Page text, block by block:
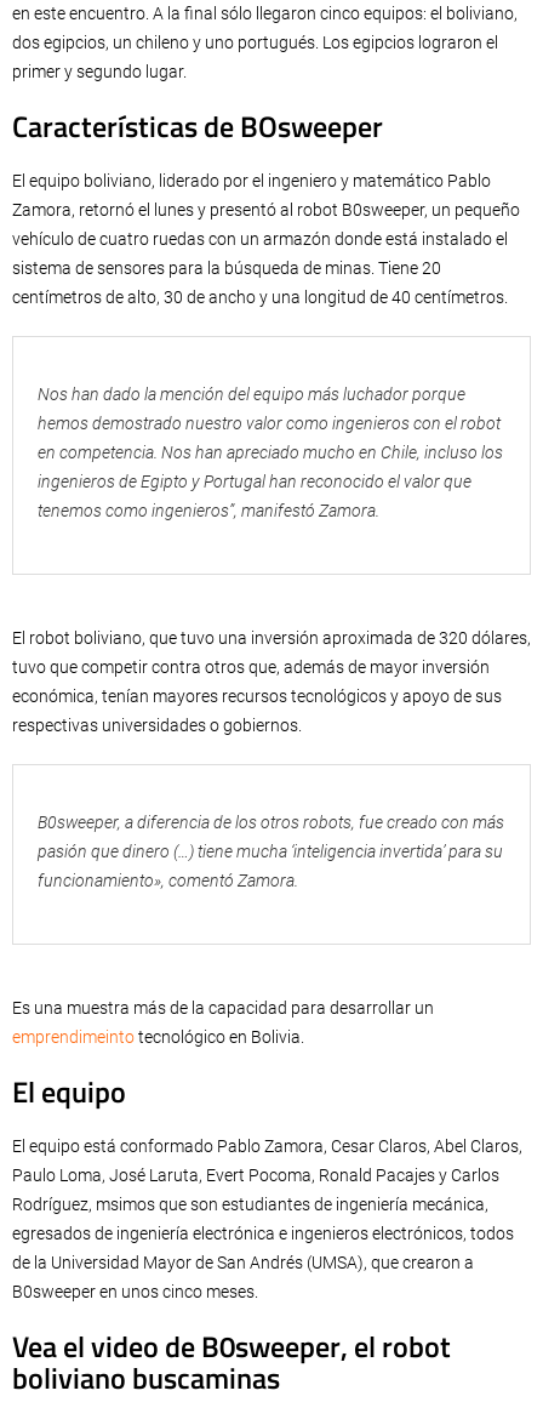
en este encuentro. A la final sólo llegaron cinco equipos: el boliviano,
dos egipcios, un chileno y uno portugués. Los egipcios lograron el
primer y segundo lugar.
Características de BOsweeper
El equipo boliviano, liderado por el ingeniero y matemático Pablo
Zamora, retornó el lunes y presentó al robot B0sweeper, un pequeño
vehículo de cuatro ruedas con un armazón donde está instalado el
sistema de sensores para la búsqueda de minas. Tiene 20
centímetros de alto, 30 de ancho y una longitud de 40 centímetros.
Nos han dado la mención del equipo más luchador porque
hemos demostrado nuestro valor como ingenieros con el robot
en competencia. Nos han apreciado mucho en Chile, incluso los
ingenieros de Egipto y Portugal han reconocido el valor que
tenemos como ingenieros”, manifestó Zamora.
El robot boliviano, que tuvo una inversión aproximada de 320 dólares,
tuvo que competir contra otros que, además de mayor inversión
económica, tenían mayores recursos tecnológicos y apoyo de sus
respectivas universidades o gobiernos.
B0sweeper, a diferencia de los otros robots, fue creado con más
pasión que dinero (…) tiene mucha ‘inteligencia invertida’ para su
funcionamiento», comentó Zamora.
Es una muestra más de la capacidad para desarrollar un
emprendimeintotecnológico en Bolivia.
El equipo
El equipo está conformado Pablo Zamora, Cesar Claros, Abel Claros,
Paulo Loma, José Laruta, Evert Pocoma, Ronald Pacajes y Carlos
Rodríguez, msimos que son estudiantes de ingeniería mecánica,
egresados de ingeniería electrónica e ingenieros electrónicos, todos
de la Universidad Mayor de San Andrés (UMSA), que crearon a
B0sweeper en unos cinco meses.
Vea el video de B0sweeper, el robot
boliviano buscaminas